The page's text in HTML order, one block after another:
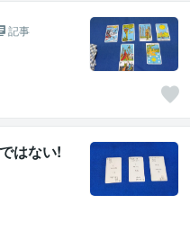
記事
はない!